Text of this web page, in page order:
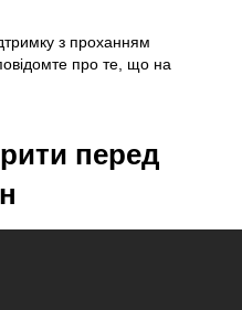
з проханням
про те, що на
перед